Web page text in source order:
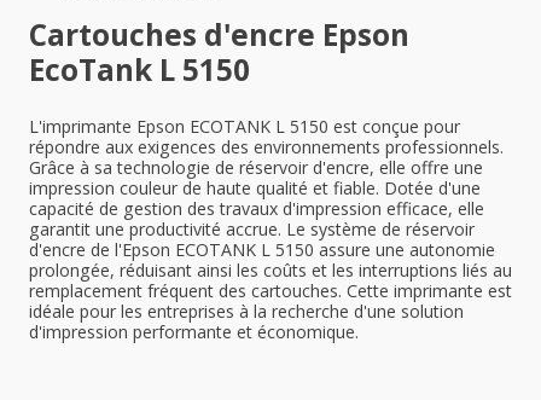
Cartouches d'encre Epson
EcoTank L 5150
L'imprimante Epson ECOTANK L 5150 est conçue pour
répondre aux exigences des environnements professionnels.
Grâce à sa technologie de réservoir d'encre, elle offre une
impression couleur de haute qualité et fiable. Dotée d'une
capacité de gestion des travaux d'impression efficace, elle
garantit une productivité accrue. Le système de réservoir
d'encre de l'Epson ECOTANK L 5150 assure une autonomie
prolongée, réduisant ainsi les coûts et les interruptions liés au
remplacement fréquent des cartouches. Cette imprimante est
idéale pour les entreprises à la recherche d'une solution
d'impression performante et économique.